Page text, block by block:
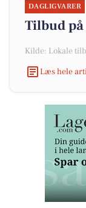
DAGLIGVARER
Tilbud
Kilde: Lokale
Læs hele